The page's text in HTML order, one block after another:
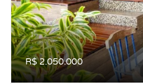
R$ 2.050.000